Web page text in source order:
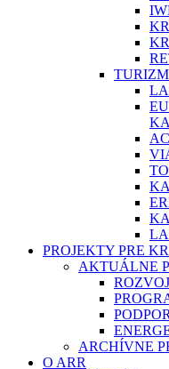
PROJEKTY PRE
AKTUÁLNE
ARCHÍVNE
O ARR